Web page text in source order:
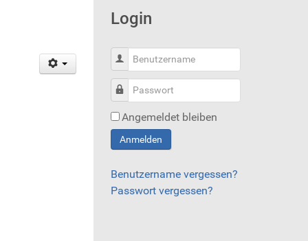
Login
Benutzername
Passwort
Angemeldet bleiben
Anmelden
Benutzername vergessen?
Passwort vergessen?